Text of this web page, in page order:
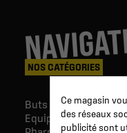
NOS CATÉGORIES
Buts & Abris football
Equipements du
Ce magasin
des réseaux
publicité sont